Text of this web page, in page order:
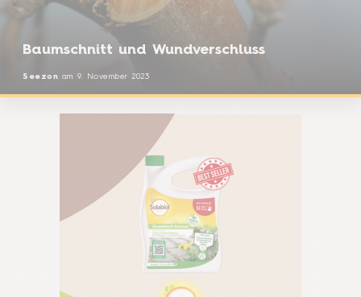
Baumschnitt und Wundverschluss
Seezon am 9. November 2023